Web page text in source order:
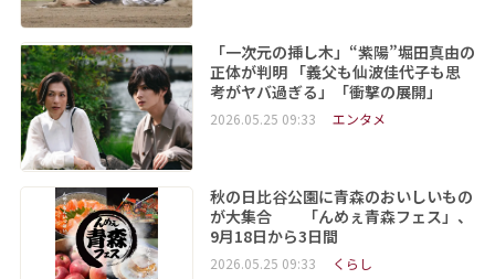
「一次元の挿し木」“紫陽”堀田真由の
正体が判明 「義父も仙波佳代子も思
考がヤバ過ぎる」「衝撃の展開」
2026.05.25 09:33 エンタメ
秋の日比谷公園に青森のおいしいもの
が大集合 「んめぇ青森フェス」、
9月18日から3日間
2026.05.25 09:33 くらし